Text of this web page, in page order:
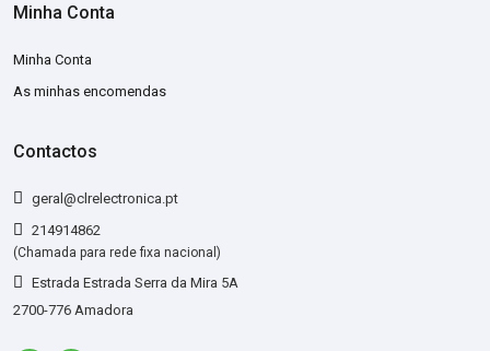
Minha Conta
Minha Conta
As minhas encomendas
Contactos
geral@clrelectronica.pt
214914862
(Chamada para rede fixa nacional)
Estrada Estrada Serra da Mira 5A
2700-776 Amadora